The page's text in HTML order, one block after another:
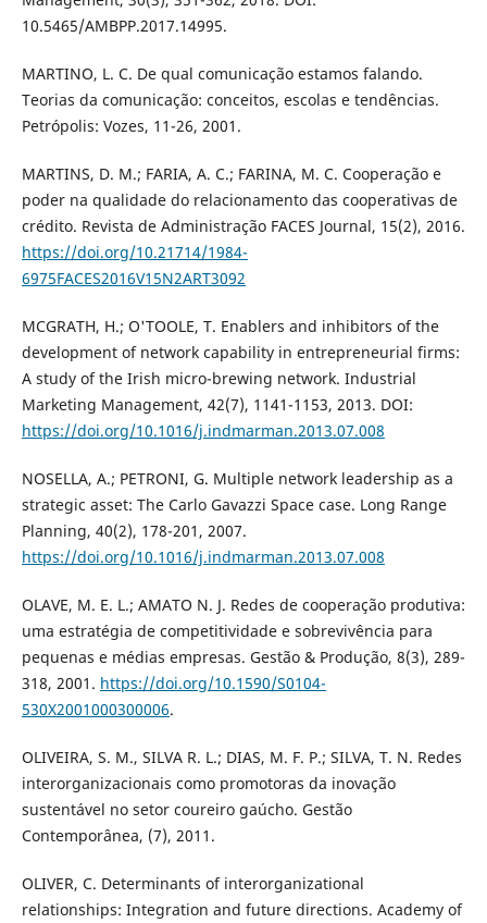
10.5465/AMBPP.2017.14995.
MARTINO, L. C. De qual comunicação estamos falando.
Teorias da comunicação: conceitos, escolas e tendências.
Petrópolis: Vozes, 11-26, 2001.
MARTINS, D. M.; FARIA, A. C.; FARINA, M. C. Cooperação e
poder na qualidade do relacionamento das cooperativas de
crédito. Revista de Administração FACES Journal, 15(2), 2016.
https://doi.org/10.21714/1984-
6975FACES2016V15N2ART3092
MCGRATH, H.; O'TOOLE, T. Enablers and inhibitors of the
development of network capability in entrepreneurial firms:
A study of the Irish micro-brewing network. Industrial
Marketing Management, 42(7), 1141-1153, 2013. DOI:
https://doi.org/10.1016/j.indmarman.2013.07.008
NOSELLA, A.; PETRONI, G. Multiple network leadership as a
strategic asset: The Carlo Gavazzi Space case. Long Range
Planning, 40(2), 178-201, 2007.
https://doi.org/10.1016/j.indmarman.2013.07.008
OLAVE, M. E. L.; AMATO N. J. Redes de cooperação produtiva:
uma estratégia de competitividade e sobrevivência para
pequenas e médias empresas. Gestão & Produção, 8(3), 289-
318, 2001. https://doi.org/10.1590/S0104-
530X2001000300006.
OLIVEIRA, S. M., SILVA R. L.; DIAS, M. F. P.; SILVA, T. N. Redes
interorganizacionais como promotoras da inovação
sustentável no setor coureiro gaúcho. Gestão
Contemporânea, (7), 2011.
OLIVER, C. Determinants of interorganizational
relationships: Integration and future directions. Academy of